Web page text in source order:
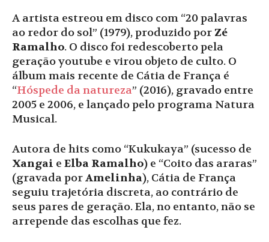
A artista estreou em disco com “20 palavras
ao redor do sol” (1979), produzido por Zé
Ramalho. O disco foi redescoberto pela
geração youtube e virou objeto de culto. O
álbum mais recente de Cátia de França é
“Hóspede da natureza” (2016), gravado entre
2005 e 2006, e lançado pelo programa Natura
Musical.
Autora de hits como “Kukukaya” (sucesso de
Xangai e Elba Ramalho) e “Coito das araras”
(gravada porAmelinha), Cátia de França
seguiu trajetória discreta, ao contrário de
seus pares de geração. Ela, no entanto, não se
arrepende das escolhas que fez.